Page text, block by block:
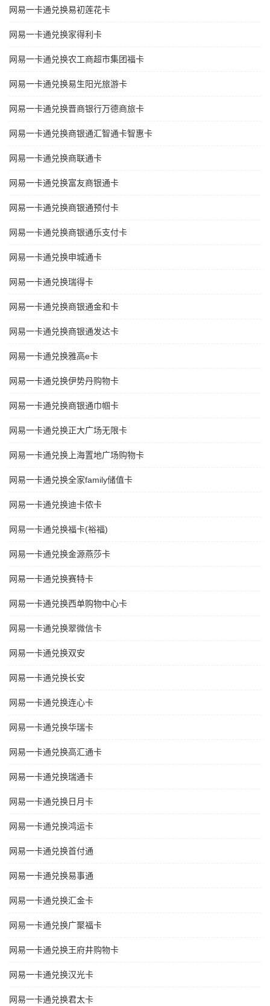
网易一卡通兑换易初莲花卡
网易一卡通兑换家得利卡
网易一卡通兑换农工商超市集团福卡
网易一卡通兑换易生阳光旅游卡
网易一卡通兑换晋商银行万德商旅卡
网易一卡通兑换商银通汇智通卡智惠卡
网易一卡通兑换商联通卡
网易一卡通兑换富友商银通卡
网易一卡通兑换商银通预付卡
网易一卡通兑换商银通乐支付卡
网易一卡通兑换申城通卡
网易一卡通兑换瑞得卡
网易一卡通兑换商银通金和卡
网易一卡通兑换商银通发达卡
网易一卡通兑换雅高e卡
网易一卡通兑换伊势丹购物卡
网易一卡通兑换商银通巾帼卡
网易一卡通兑换正大广场无限卡
网易一卡通兑换上海置地广场购物卡
网易一卡通兑换全家family储值卡
网易一卡通兑换迪卡侬卡
网易一卡通兑换福卡(裕福)
网易一卡通兑换金源燕莎卡
网易一卡通兑换赛特卡
网易一卡通兑换西单购物中心卡
网易一卡通兑换翠微信卡
网易一卡通兑换双安
网易一卡通兑换长安
网易一卡通兑换连心卡
网易一卡通兑换华瑞卡
网易一卡通兑换高汇通卡
网易一卡通兑换瑞通卡
网易一卡通兑换日月卡
网易一卡通兑换鸿运卡
网易一卡通兑换首付通
网易一卡通兑换易事通
网易一卡通兑换汇金卡
网易一卡通兑换广聚福卡
网易一卡通兑换王府井购物卡
网易一卡通兑换汉光卡
网易一卡通兑换君太卡